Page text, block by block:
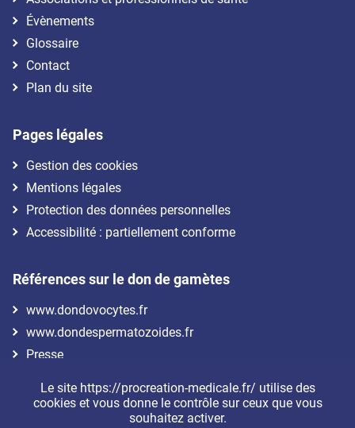
Le site https://procreation-medicale.fr/ utilise des
cookies et vous donne le contrôle sur ceux que vous
souhaitez activer.
Évènements
Glossaire
Contact
Plan du site
Pages légales
Gestion des cookies
Mentions légales
Protection des données personnelles
Accessibilité : partiellement conforme
Références sur le don de gamètes
www.dondovocytes.fr
www.dondespermatozoides.fr
Presse
Nous suivre